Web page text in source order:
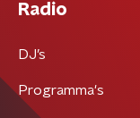
Radio
DJ’s
Programma's